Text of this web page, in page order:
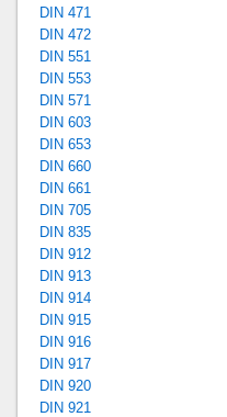
DIN 471
DIN 472
DIN 551
DIN 553
DIN 571
DIN 603
DIN 653
DIN 660
DIN 661
DIN 705
DIN 835
DIN 912
DIN 913
DIN 914
DIN 915
DIN 916
DIN 917
DIN 920
DIN 921